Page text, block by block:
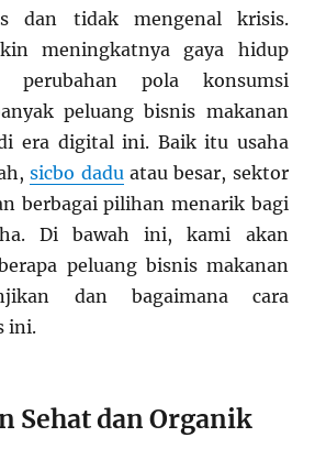
dan tidak mengenal krisis.
meningkatnya gaya hidup
perubahan pola konsumsi
peluang bisnis makanan
era digital ini. Baik itu usaha
sicbo dadu atau besar, sektor
berbagai pilihan menarik bagi
Di bawah ini, kami akan
peluang bisnis makanan
dan bagaimana cara
ini.
Sehat dan Organik